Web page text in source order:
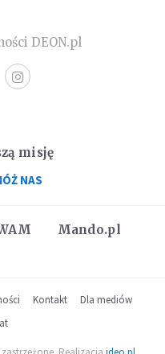
DEON.pl
Mando.pl
misję
NAS
Kontakt
Dla mediów